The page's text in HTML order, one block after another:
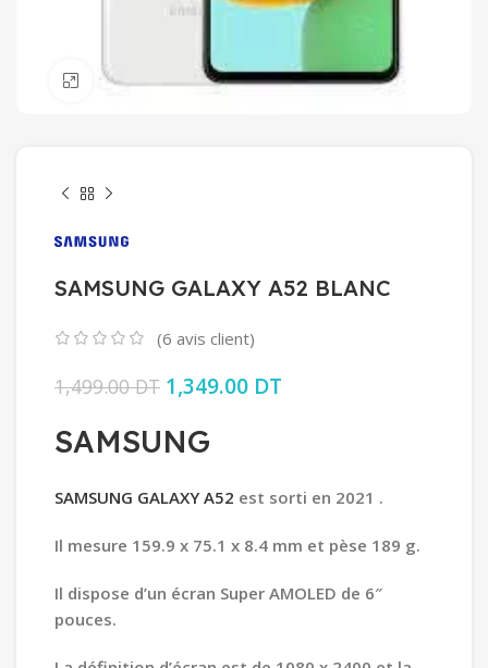
Click to enlarge
SAMSUNG GALAXY A52 BLANC
(6 avis client)
1,499.00DT Le prix initial était : 1,499.00 DT.
1,349.00 DT
SAMSUNG
SAMSUNG GALAXY A52 est sorti en 2021 .
Il mesure 159.9 x 75.1 x 8.4 mm et pèse 189 g.
Il dispose d’un écran Super AMOLED de 6″
pouces.